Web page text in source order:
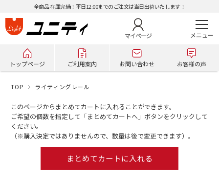
全商品 在庫完備！平日12:00までのご注文は当日出荷いたします！
マイページ
トップページ ご利用案内 お問い合わせ お客様の声
TOP ライティングレール
このページからまとめてカートに入れることができます。
ご希望の個数を指定して「まとめてカートへ」ボタンをクリックして
ください。
（※購入決定ではありませんので、数量は後で変更できます）。